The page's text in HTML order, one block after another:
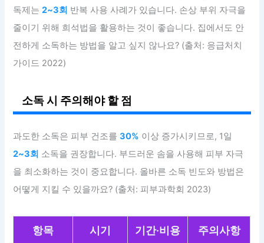
독제는2~3회 반복 사용 사례가 있습니다. 손상 부위 자극을
줄이기 위해 희석법을 활용하는 것이 좋습니다. 집에서도 안
전하게 소독하는 방법을 알고 싶지 않나요? (출처: 응급처치
가이드 2022)
소독 시 주의해야 할 점
과도한 소독은 피부 건조를30% 이상 증가시키므로, 1일
2~3회 소독을 권장합니다. 부드러운 솜을 사용해 피부 자극
을 최소화하는 것이 중요합니다. 올바른 소독 빈도와 방법은
어떻게 지킬 수 있을까요? (출처: 피부과학회 2023)
항목 시기 기간·비용 주의사항